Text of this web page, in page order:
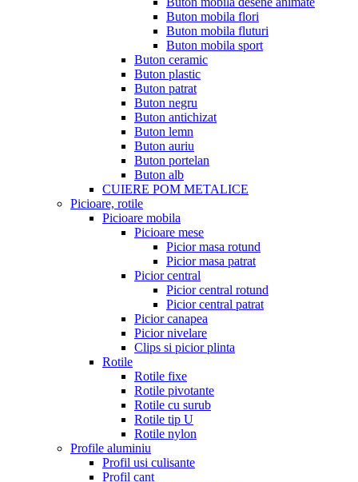
Buton mobila flori
Buton mobila fluturi
Buton mobila sport
Buton ceramic
Buton plastic
Buton patrat
Buton negru
Buton antichizat
Buton lemn
Buton auriu
Buton portelan
Buton alb
CUIERE POM METALICE
Picioare, rotile
Picioare mobila
Picioare mese
Picior masa rotund
Picior masa patrat
Picior central
Picior central rotund
Picior central patrat
Picior canapea
Picior nivelare
Clips si picior plinta
Rotile
Rotile fixe
Rotile pivotante
Rotile cu surub
Rotile tip U
Rotile nylon
Profile aluminiu
Profil usi culisante
Profil cant